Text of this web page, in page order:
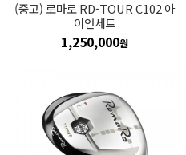
(중고) 로마로 RD-TOUR C102 아
이언세트
1,250,000원